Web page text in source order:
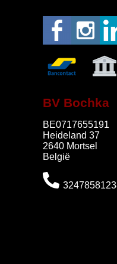
BV Bochka
BE0717655191
Heideland 37
2640 Mortsel
België